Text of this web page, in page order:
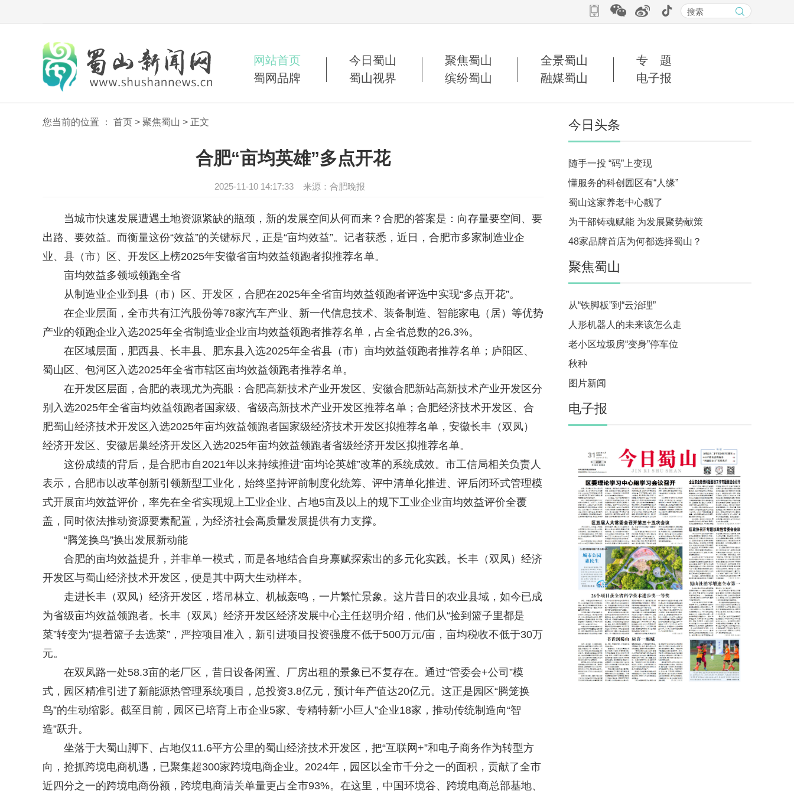
网站首页 今日蜀山 聚焦蜀山 全景蜀山
专 题
蜀网品牌
蜀山视界 缤纷蜀山 融媒蜀山 电子报
您当前的位置 ： 首页 > 聚焦蜀山 > 正文
合肥“亩均英雄”多点开花
2025-11-10 14:17:33 来源：合肥晚报
当城市快速发展遭遇土地资源紧缺的瓶颈，新的发展空间从何而来？合肥的答案是：向存量要空间、要
出路、要效益。而衡量这份“效益”的关键标尺，正是“亩均效益”。记者获悉，近日，合肥市多家制造业企
业、县（市）区、开发区上榜2025年安徽省亩均效益领跑者拟推荐名单。
亩均效益多领域领跑全省
从制造业企业到县（市）区、开发区，合肥在2025年全省亩均效益领跑者评选中实现“多点开花”。
在企业层面，全市共有江汽股份等78家汽车产业、新一代信息技术、装备制造、智能家电（居）等优势
产业的领跑企业入选2025年全省制造业企业亩均效益领跑者推荐名单，占全省总数的26.3%。
在区域层面，肥西县、长丰县、肥东县入选2025年全省县（市）亩均效益领跑者推荐名单；庐阳区、
蜀山区、包河区入选2025年全省市辖区亩均效益领跑者推荐名单。
在开发区层面，合肥的表现尤为亮眼：合肥高新技术产业开发区、安徽合肥新站高新技术产业开发区分
别入选2025年全省亩均效益领跑者国家级、省级高新技术产业开发区推荐名单；合肥经济技术开发区、合
肥蜀山经济技术开发区入选2025年亩均效益领跑者国家级经济技术开发区拟推荐名单，安徽长丰（双凤）
经济开发区、安徽居巢经济开发区入选2025年亩均效益领跑者省级经济开发区拟推荐名单。
这份成绩的背后，是合肥市自2021年以来持续推进“亩均论英雄”改革的系统成效。市工信局相关负责人
表示，合肥市以改革创新引领新型工业化，始终坚持评前制度化统筹、评中清单化推进、评后闭环式管理模
式开展亩均效益评价，率先在全省实现规上工业企业、占地5亩及以上的规下工业企业亩均效益评价全覆
盖，同时依法推动资源要素配置，为经济社会高质量发展提供有力支撑。
“腾笼换鸟”换出发展新动能
合肥的亩均效益提升，并非单一模式，而是各地结合自身禀赋探索出的多元化实践。长丰（双凤）经济
开发区与蜀山经济技术开发区，便是其中两大生动样本。
走进长丰（双凤）经济开发区，塔吊林立、机械轰鸣，一片繁忙景象。这片昔日的农业县域，如今已成
为省级亩均效益领跑者。长丰（双凤）经济开发区经济发展中心主任赵明介绍，他们从“捡到篮子里都是
菜”转变为“提着篮子去选菜”，严控项目准入，新引进项目投资强度不低于500万元/亩，亩均税收不低于30万
元。
在双凤路一处58.3亩的老厂区，昔日设备闲置、厂房出租的景象已不复存在。通过“管委会+公司”模
式，园区精准引进了新能源热管理系统项目，总投资3.8亿元，预计年产值达20亿元。这正是园区“腾笼换
鸟”的生动缩影。截至目前，园区已培育上市企业5家、专精特新“小巨人”企业18家，推动传统制造向“智
造”跃升。
坐落于大蜀山脚下、占地仅11.6平方公里的蜀山经济技术开发区，把“互联网+”和电子商务作为转型方
向，抢抓跨境电商机遇，已聚集超300家跨境电商企业。2024年，园区以全市千分之一的面积，贡献了全市
近四分之一的跨境电商份额，跨境电商清关单量更占全市93%。在这里，中国环境谷、跨境电商总部基地、
今日头条
随手一投 “码”上变现
懂服务的科创园区有“人缘”
蜀山这家养老中心靓了
为干部铸魂赋能 为发展聚势献策
48家品牌首店为何都选择蜀山？
聚焦蜀山
从“铁脚板”到“云治理”
人形机器人的未来该怎么走
老小区垃圾房“变身”停车位
秋种
图片新闻
电子报